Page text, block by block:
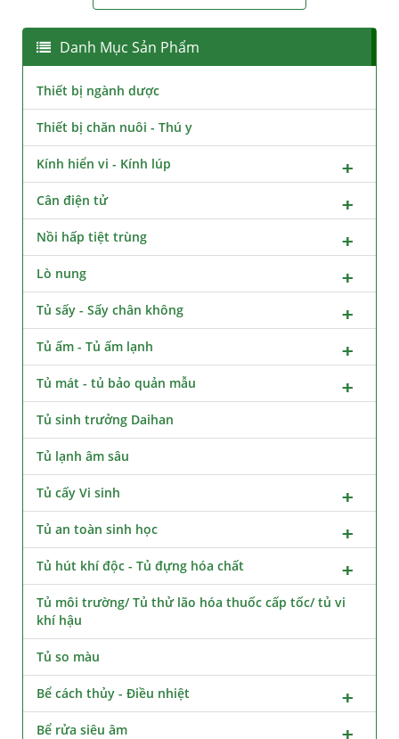
Danh Mục Sản Phẩm
Thiết bị ngành dược
Thiết bị chăn nuôi - Thú y
Kính hiển vi - Kính lúp
Cân điện tử
Nồi hấp tiệt trùng
Lò nung
Tủ sấy - Sấy chân không
Tủ ấm - Tủ ấm lạnh
Tủ mát - tủ bảo quản mẫu
Tủ sinh trưởng Daihan
Tủ lạnh âm sâu
Tủ cấy Vi sinh
Tủ an toàn sinh học
Tủ hút khí độc - Tủ đựng hóa chất
Tủ môi trường/ Tủ thử lão hóa thuốc cấp tốc/ tủ vi
khí hậu
Tủ so màu
Bể cách thủy - Điều nhiệt
Bể rửa siêu âm